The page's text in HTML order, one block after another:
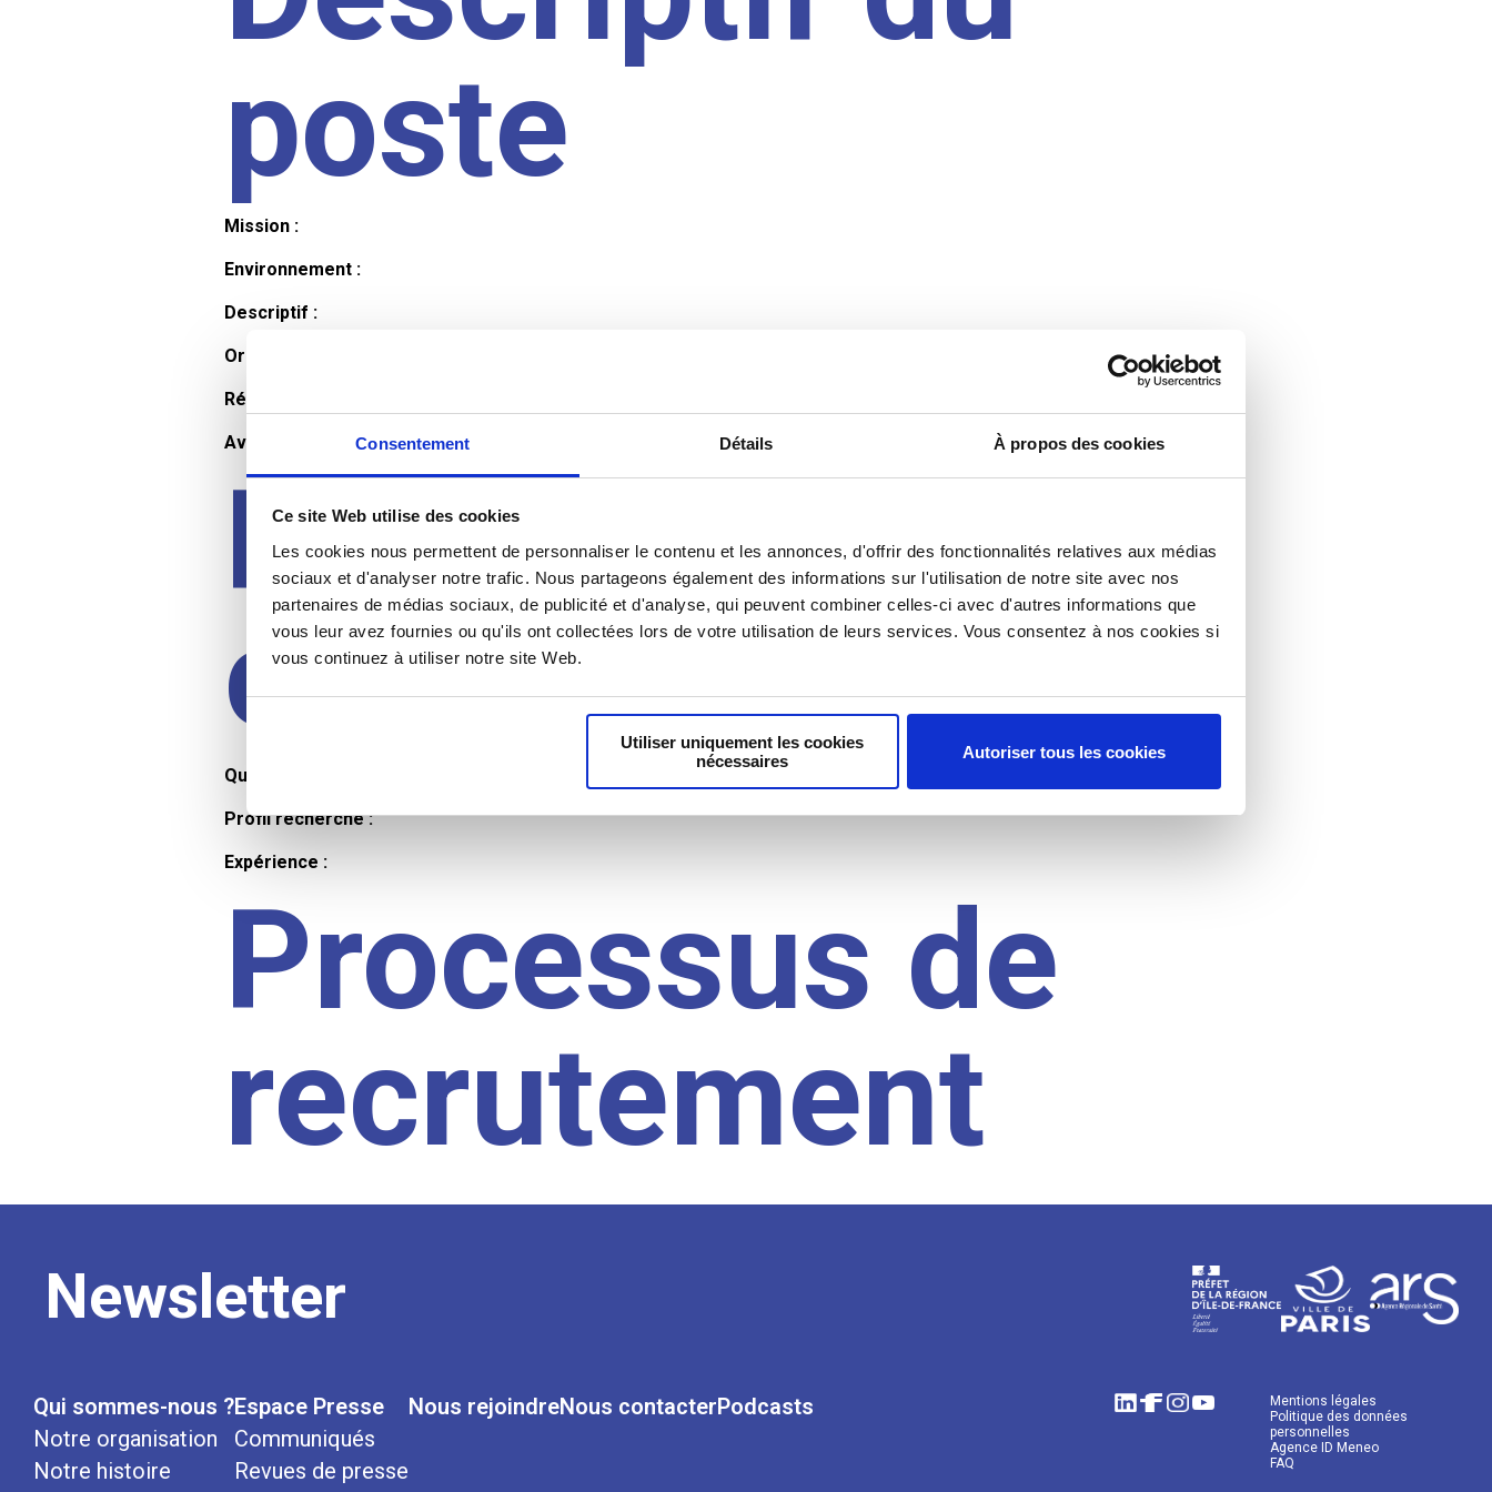
Consentement Détails À propos des cookies
Ce site Web utilise des cookies
Les cookies nous permettent de personnaliser le contenu et les annonces, d'offrir des fonctionnalités relatives aux médias
sociaux et d'analyser notre trafic. Nous partageons également des informations sur l'utilisation de notre site avec nos
partenaires de médias sociaux, de publicité et d'analyse, qui peuvent combiner celles-ci avec d'autres informations que
vous leur avez fournies ou qu'ils ont collectées lors de votre utilisation de leurs services. Vous consentez à nos cookies si
vous continuez à utiliser notre site Web.
Utiliser uniquement les cookies
nécessaires
Autoriser tous les cookies
poste
Mission :
Environnement :
Descriptif :
Organisation et horaires :
Rémunération :
Avantages :
Profil du
candidat
Qualifications et diplômes :
Profil recherché :
Expérience :
Processus de
recrutement
Newsletter
Qui sommes-nous ?
Notre organisation
Notre histoire
Espace Presse
Communiqués
Revues de presse
Nous rejoindreNous contacterPodcasts
Mentions légales
Politique des données
personnelles
Agence ID Meneo
FAQ